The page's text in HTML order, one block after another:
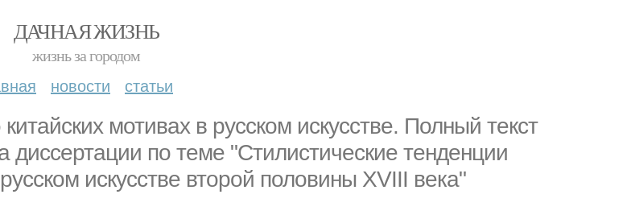
ДАЧНАЯ ЖИЗНЬ
жизнь за городом
новости статьи
мотивах в русском искусстве. Полный текст
диссертации по теме "Стилистические тенденции
искусстве второй половины XVIII века"